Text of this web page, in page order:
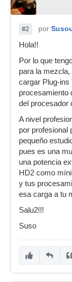
#2 por
Hola!!
Por lo que
para la
cargar Plug-ins
procesamiento
del procesador
A nivel
por profesional
pequeño
pues es una
una potencia
HD2 como
y tus
esa carga a tu
Salu2!!!
Suso